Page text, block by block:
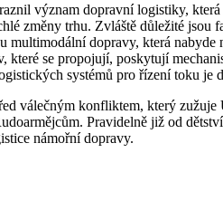
význam dopravní logistiky,
změny trhu. Zvláště důležité
multimodální dopravy, která
které se propojují, poskytují
systémů pro řízení toku je
válečným konfliktem, který
Pravidelně již od
námořní dopravy.